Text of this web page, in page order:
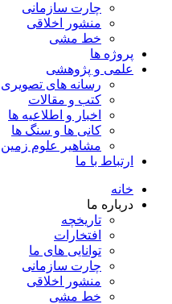
چارت سازمانی
منشور اخلاقی
خط مشی
پروژه ها
علمی و پژوهشی
رسانه های تصویری
کتب و مقالات
اخبار و اطلاعیه ها
کانی ها و سنگ ها
مشاهیر علوم زمین
ارتباط با ما
خانه
درباره ما
تاریخچه
افتخارات
توانایی های ما
چارت سازمانی
منشور اخلاقی
خط مشی